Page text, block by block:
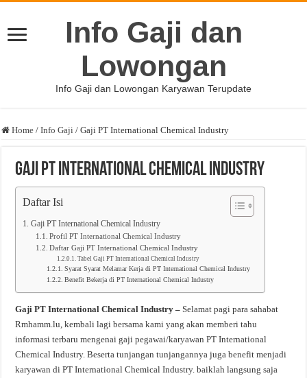
Info Gaji dan
Lowongan
Info Gaji dan Lowongan Karyawan Terupdate
Home / Info Gaji / Gaji PT International Chemical Industry
Gaji PT International Chemical Industry
Daftar Isi
Gaji PT International Chemical Industry
Profil PT International Chemical Industry
Daftar Gaji PT International Chemical Industry
Tabel Gaji PT International Chemical Industry
Syarat Syarat Melamar Kerja di PT International Chemical Industry
Benefit Bekerja di PT International Chemical Industry
Gaji PT International Chemical Industry –Selamat pagi para sahabat
Rmhamm.lu, kembali lagi bersama kami yang akan memberi tahu
informasi terbaru mengenai gaji pegawai/karyawan PT International
Chemical Industry. Beserta tunjangan tunjangannya juga benefit menjadi
karyawan di PT International Chemical Industry. baiklah langsung saja